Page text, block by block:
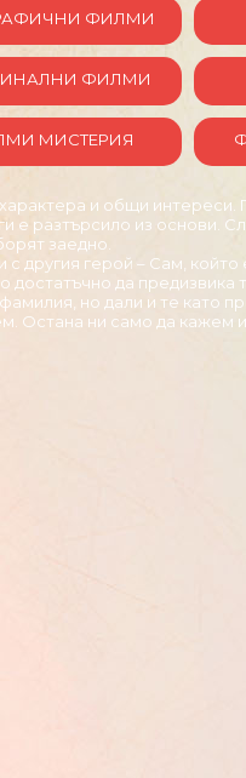
ФИЛМИ
ФИЛМИ
МИСТЕРИЯ
и общи
е разтърсило из
заедно.
с другия герой – Сам,
достатъчно да
но дали и те като
Остана ни само да